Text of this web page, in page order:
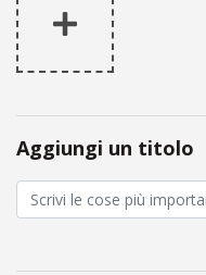
Aggiungi un titolo